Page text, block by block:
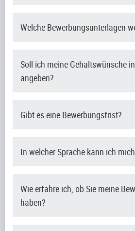
Welche Bewerbungsunterlagen
Soll ich meine Gehaltswünsche
angeben?
Gibt es eine Bewerbungsfrist?
In welcher Sprache kann ich
Wie erfahre ich, ob Sie meine
haben?